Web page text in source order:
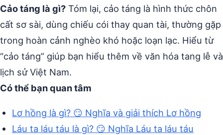
Cảo táng là gì? Tóm lại, cảo táng là hình thức chôn
cất sơ sài, dùng chiếu cói thay quan tài, thường gặp
trong hoàn cảnh nghèo khó hoặc loạn lạc. Hiểu từ
“cảo táng” giúp bạn hiểu thêm về văn hóa tang lễ và
lịch sử Việt Nam.
Có thể bạn quan tâm
Lơ hồng là gì? 😏 Nghĩa và giải thích Lơ hồng
Láu ta láu táu là gì? 😏 Nghĩa Láu ta láu táu